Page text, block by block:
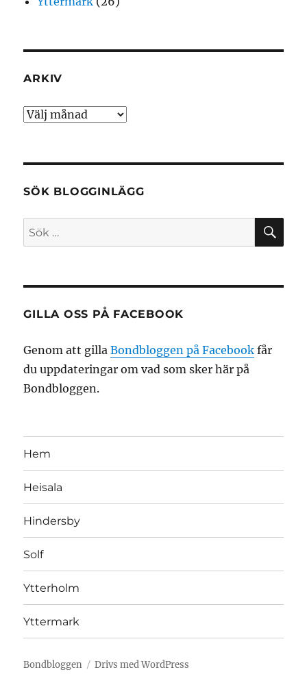
ARKIV
Arkiv
SÖK BLOGGINLÄGG
Sök
efter:
GILLA OSS PÅ FACEBOOK
Genom att gillaBondbloggen på Facebook får
du uppdateringar om vad som sker här på
Bondbloggen.
Hem
Heisala
Hindersby
Solf
Ytterholm
Yttermark
Bondbloggen Drivs med WordPress